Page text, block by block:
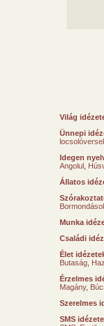
Világ
Ünnepi
Idegen
Angolul
Állatos
Munka
Családi
Élet
Butaság
Érzelmes
Magány,
Szerelmes
SMS